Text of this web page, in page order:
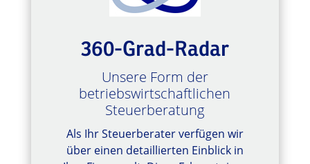
360-Grad-Radar
Unsere Form der
betriebswirtschaftlichen
Steuerberatung
Als Ihr Steuerberater verfügen wir
über einen detaillierten Einblick in